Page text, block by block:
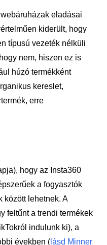
eladásai
kiderült, hogy
típusú vezeték nélküli
nem, hiszen ez is
húzó termékként
kereslet,
erre
hogy az Insta360
a fogyasztók
között lehetnek. A
feltűnt a trendi termékek
indulunk ki), a
években ( lásd Minner